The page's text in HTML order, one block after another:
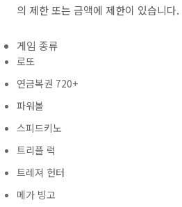
의 제한 또는 금액에 제한이 있습니다.
게임 종류
로또
연금복권 720+
파워볼
스피드키노
트리플 럭
트레져 헌터
메가 빙고